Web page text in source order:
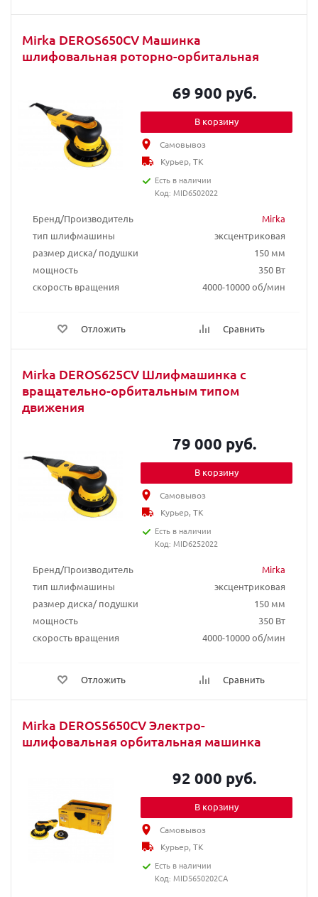
Mirka DEROS650CV Машинка
шлифовальная роторно-орбитальная
Бренд/Производитель
Mirka
тип шлифмашины
эксцентриковая
размер диска/ подушки
150 мм
мощность
350 Вт
скорость вращения
4000-10000 об/мин
Отложить Сравнить
69 900 руб.
В корзину
Самовывоз
Курьер, ТК
Есть в наличии
Код: MID6502022
Mirka DEROS625CV Шлифмашинка с
вращательно-орбитальным типом
движения
Бренд/Производитель
Mirka
тип шлифмашины
эксцентриковая
размер диска/ подушки
150 мм
мощность
350 Вт
скорость вращения
4000-10000 об/мин
Отложить Сравнить
79 000 руб.
В корзину
Самовывоз
Курьер, ТК
Есть в наличии
Код: MID6252022
Mirka DEROS5650CV Электро-
шлифовальная орбитальная машинка
92 000 руб.
В корзину
Самовывоз
Курьер, ТК
Есть в наличии
Код: MID5650202CA